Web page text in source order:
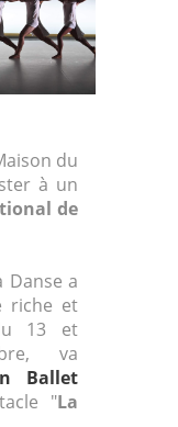
du
à un
de
Danse a
riche et
13 et
va
Ballet
"La